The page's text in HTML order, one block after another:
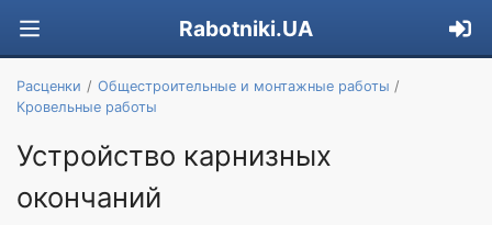
Rabotniki.UA
Расценки
Общестроительные и монтажные работы
Кровельные работы
Устройство карнизных
окончаний